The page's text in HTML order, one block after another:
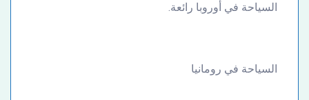
السياحة في أوروبا رائعة.
السياحة في رومانيا